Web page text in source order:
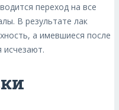
переход на все
В результате лак
а имевшиеся после
исчезают.